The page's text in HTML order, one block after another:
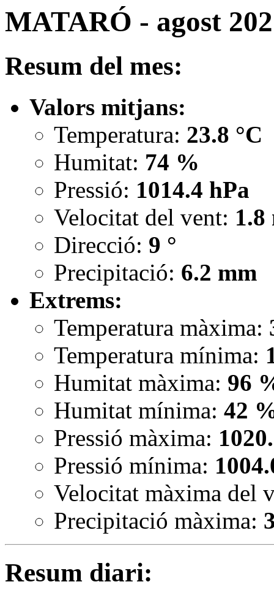
MATARÓ - agost
Resum del mes:
Valors mitjans:
Temperatura: 23.8 °C
Humitat: 74 %
Pressió: 1014.4 hPa
Velocitat del vent: 1.8
Direcció: 9 °
Precipitació: 6.2 mm
Extrems:
Temperatura màxima:
Temperatura mínima:
Humitat màxima: 96
Humitat mínima: 42
Pressió màxima:
Pressió mínima:
Velocitat màxima del
Precipitació màxima:
Resum diari: